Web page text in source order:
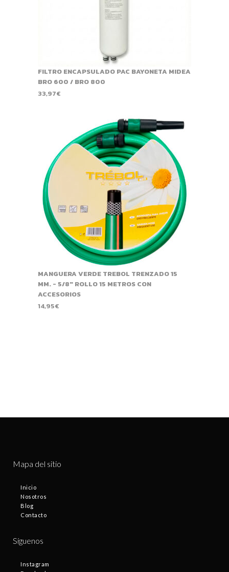
FILTRO ENCAPSULADO PAC BAYONETA MIDEA
BRO 600 / BRO 800
33,97€
MANGUERA VERDE TREBOL TRENZADO 15
MM. - 5/8" ROLLO 15 METROS CON
ACCESORIOS
14,95€
Mapa del sitio
Inicio
Nosotros
Blog
Contacto
Síguenos
Instagram